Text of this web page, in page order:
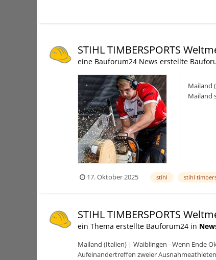
STIHL TIMBERSPORTS
eine Bauforum24 News erstellte
Mailand
Mailand
17. Oktober 2025 stihl stihl
STIHL TIMBERSPORTS
ein Thema erstellte Bauforum24 in
Mailand (Italien) | Waiblingen - Wenn Ende
Aufeinandertreffen zweier